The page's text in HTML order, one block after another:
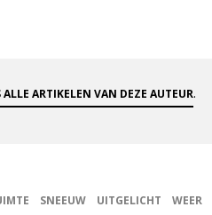
ALLE ARTIKELEN VAN DEZE AUTEUR.
SNEEUW UITGELICHT WEER